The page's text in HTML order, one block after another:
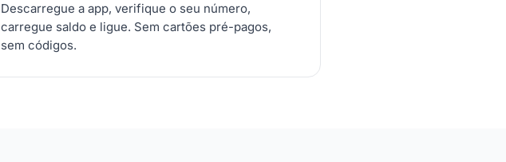
Descarregue a app, verifique o seu número,
carregue saldo e ligue. Sem cartões pré-pagos,
sem códigos.